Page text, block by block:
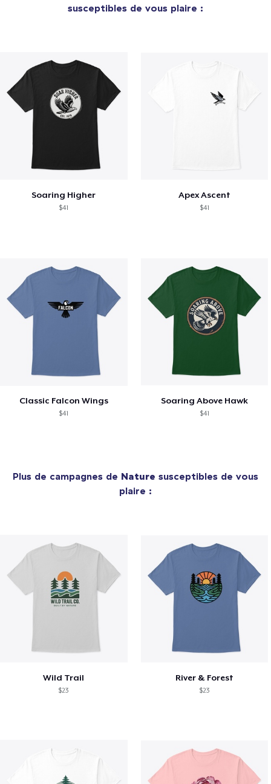
susceptibles de vous plaire :
Soaring Higher
$41
Apex Ascent
$41
Classic Falcon Wings
$41
Soaring Above Hawk
$41
Plus de campagnes de Nature susceptibles de vous
plaire :
Wild Trail
$23
River & Forest
$23